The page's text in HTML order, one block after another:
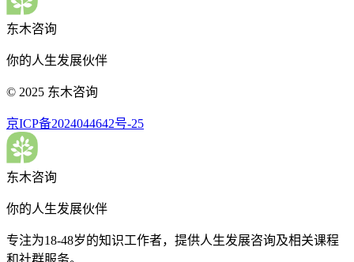
东木咨询
你的人生发展伙伴
© 2025 东木咨询
京ICP备2024044642号-25
东木咨询
你的人生发展伙伴
专注为18-48岁的知识工作者，提供人生发展咨询及相关课程
和社群服务。